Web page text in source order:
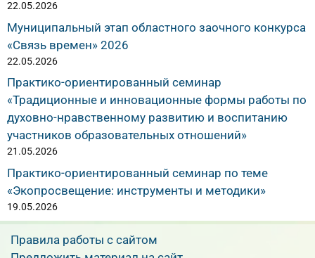
22.05.2026
Муниципальный этап областного заочного конкурса
«Связь времен» 2026
22.05.2026
Практико-ориентированный семинар
«Традиционные и инновационные формы работы по
духовно-нравственному развитию и воспитанию
участников образовательных отношений»
21.05.2026
Практико-ориентированный семинар по теме
«Экопросвещение: инструменты и методики»
19.05.2026
Правила работы с сайтом